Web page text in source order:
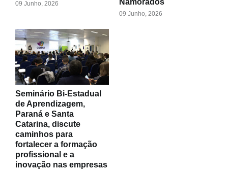
09 Junho, 2026 Namorados
09 Junho, 2026
Seminário Bi-Estadual
de Aprendizagem,
Paraná e Santa
Catarina, discute
caminhos para
fortalecer a formação
profissional e a
inovação nas empresas